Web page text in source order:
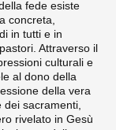
fede esiste
concreta,
in tutti e in
Attraverso il
culturali e
al dono della
della vera
sacramenti,
rivelato in Gesù